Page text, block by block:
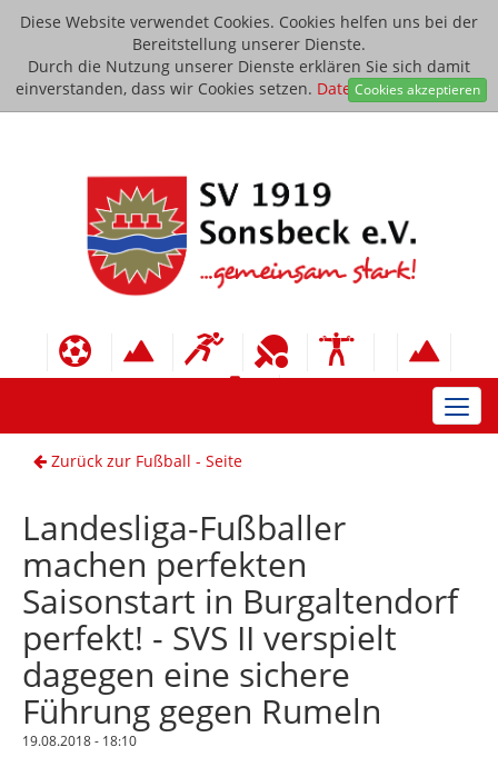
Diese Website verwendet Cookies. Cookies helfen uns bei der
Bereitstellung unserer Dienste.
Durch die Nutzung unserer Dienste erklären Sie sich damit
einverstanden, dass wir Cookies setzen. Datenschutzerklärung
Cookies akzeptieren
Zurück zur Fußball - Seite
Landesliga-Fußballer
machen perfekten
Saisonstart in Burgaltendorf
perfekt! - SVS II verspielt
dagegen eine sichere
Führung gegen Rumeln
19.08.2018 - 18:10